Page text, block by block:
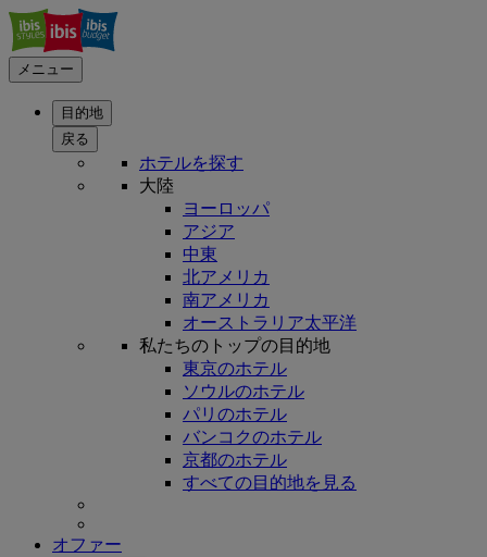
メニュー
目的地
戻る
ホテルを探す
大陸
ヨーロッパ
アジア
中東
北アメリカ
南アメリカ
オーストラリア太平洋
私たちのトップの目的地
東京のホテル
ソウルのホテル
パリのホテル
バンコクのホテル
京都のホテル
すべての目的地を見る
オファー